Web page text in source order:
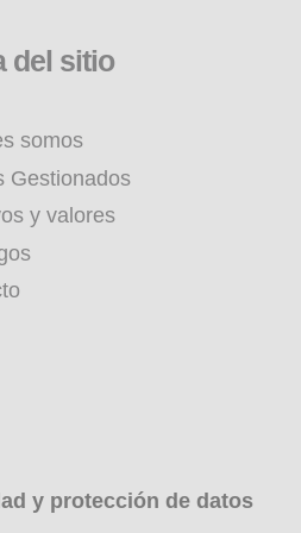
del sitio
somos
Gestionados
y valores
y protección de datos